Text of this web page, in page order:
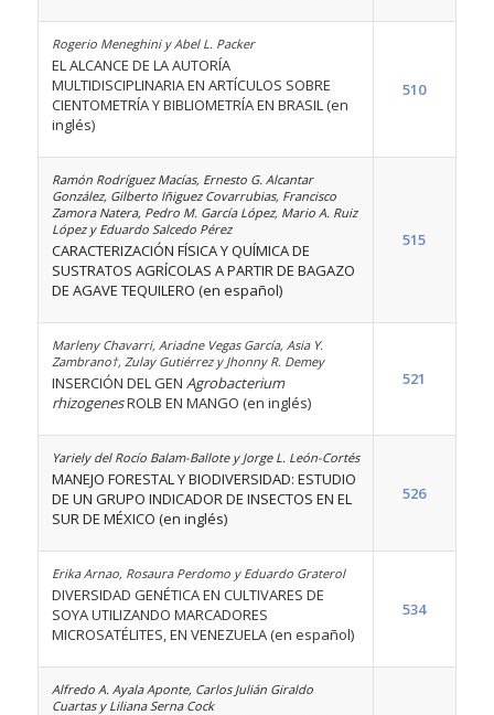
Rogerio Meneghini y Abel L. Packer
EL ALCANCE DE LA AUTORÍA
MULTIDISCIPLINARIA EN ARTÍCULOS SOBRE
CIENTOMETRÍA Y BIBLIOMETRÍA EN BRASIL (en
inglés)
510
Ramón Rodríguez Macías, Ernesto G. Alcantar
González, Gilberto Iñiguez Covarrubias, Francisco
Zamora Natera, Pedro M. García López, Mario A. Ruiz
López y Eduardo Salcedo Pérez
CARACTERIZACIÓN FÍSICA Y QUÍMICA DE
SUSTRATOS AGRÍCOLAS A PARTIR DE BAGAZO
DE AGAVE TEQUILERO (en español)
515
Marleny Chavarri, Ariadne Vegas García, Asia Y.
Zambrano†, Zulay Gutiérrez y Jhonny R. Demey
INSERCIÓN DEL GEN Agrobacterium
rhizogenesROLB EN MANGO (en inglés)
521
Yariely del Rocío Balam-Ballote y Jorge L. León-Cortés
MANEJO FORESTAL Y BIODIVERSIDAD: ESTUDIO
DE UN GRUPO INDICADOR DE INSECTOS EN EL
SUR DE MÉXICO (en inglés)
526
Erika Arnao, Rosaura Perdomo y Eduardo Graterol
DIVERSIDAD GENÉTICA EN CULTIVARES DE
SOYA UTILIZANDO MARCADORES
MICROSATÉLITES, EN VENEZUELA (en español)
534
Alfredo A. Ayala Aponte, Carlos Julián Giraldo
Cuartas y Liliana Serna Cock